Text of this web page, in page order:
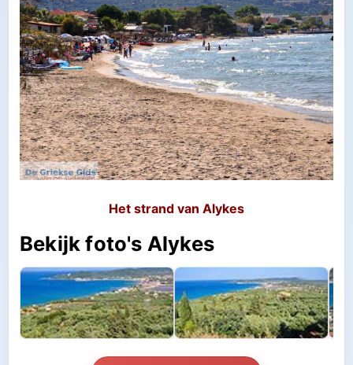
Het strand van Alykes
Bekijk foto's Alykes